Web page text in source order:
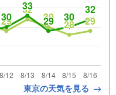
東京の天気を見る